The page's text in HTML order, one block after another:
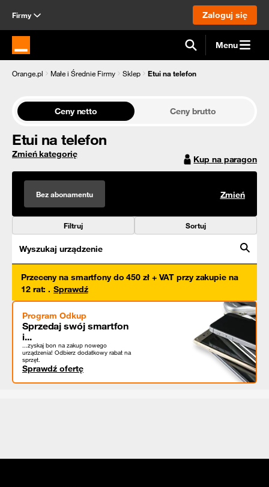
Firmy Zaloguj się
Strona główna Orange.pl Menu
Orange.pl Małe i Średnie Firmy Sklep Etui na telefon
Ceny netto Ceny brutto
Etui na telefon
Zmień kategorię Kup na paragon
Bez abonamentu Zmień
Filtruj Sortuj
Wyszukaj urządzenie
Przeceny na smartfony do 450 zł + VAT przy zakupie na
12 rat: . Sprawdź
Program Odkup
Sprzedaj swój smartfon
i...
...zyskaj bon na zakup nowego
urządzenia! Odbierz dodatkowy rabat na
sprzęt.
Sprawdź ofertę